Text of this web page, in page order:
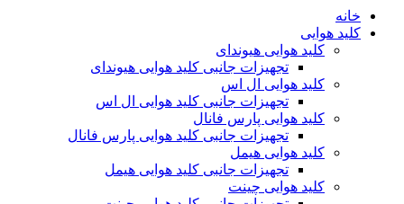
خانه
کلید هوایی
کلید هوایی هیوندای
تجهیزات جانبی کلید هوایی هیوندای
کلید هوایی ال اس
تجهیزات جانبی کلید هوایی ال اس
کلید هوایی پارس فانال
تجهیزات جانبی کلید هوایی پارس فانال
کلید هوایی هیمل
تجهیزات جانبی کلید هوایی هیمل
کلید هوایی چینت